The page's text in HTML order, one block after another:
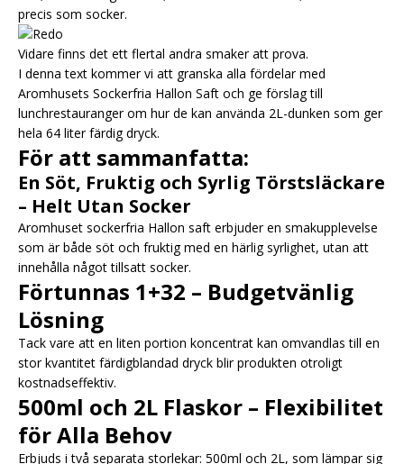
precis som socker.
Vidare finns det ett flertal andra smaker att prova.
I denna text kommer vi att granska alla fördelar med
Aromhusets Sockerfria Hallon Saft och ge förslag till
lunchrestauranger om hur de kan använda 2L-dunken som ger
hela 64 liter färdig dryck.
För att sammanfatta:
En Söt, Fruktig och Syrlig Törstsläckare
– Helt Utan Socker
Aromhuset sockerfria Hallon saft erbjuder en smakupplevelse
som är både söt och fruktig med en härlig syrlighet, utan att
innehålla något tillsatt socker.
Förtunnas 1+32 – Budgetvänlig
Lösning
Tack vare att en liten portion koncentrat kan omvandlas till en
stor kvantitet färdigblandad dryck blir produkten otroligt
kostnadseffektiv.
500ml och 2L Flaskor – Flexibilitet
för Alla Behov
Erbjuds i två separata storlekar: 500ml och 2L, som lämpar sig